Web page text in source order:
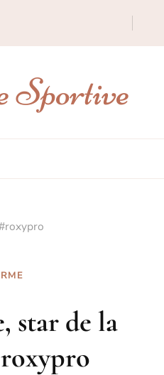
Sportive
star de la